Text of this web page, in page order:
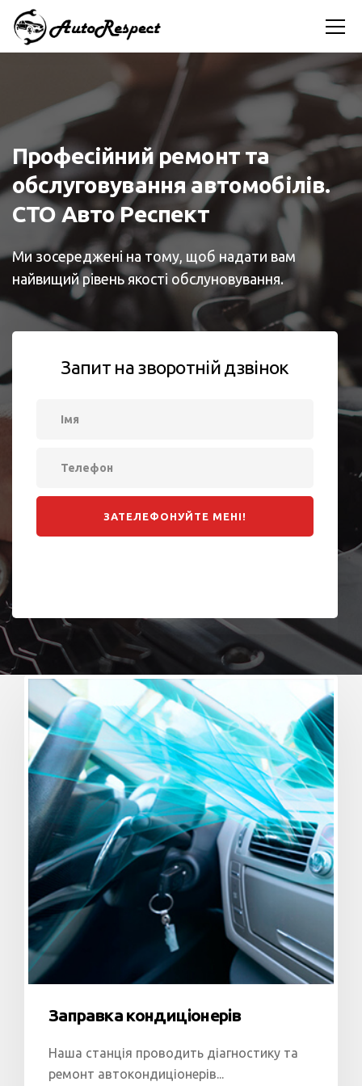
Професійний ремонт та
обслуговування автомобілів.
СТО Авто Респект
Ми зосереджені на тому, щоб надати вам
найвищий рівень якості обслуновування.
Запит на зворотній дзвінок
Заправка кондиціонерів
Наша станція проводить діагностику та
ремонт автокондиціонерів...